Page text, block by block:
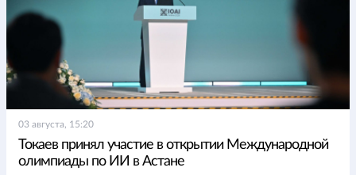
03 августа, 15:20
Токаев принял участие в открытии Международной
олимпиады по ИИ в Астане